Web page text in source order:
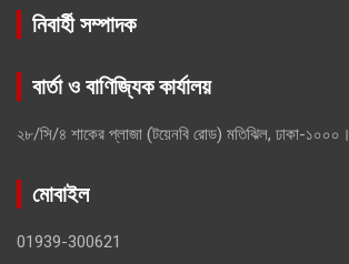
নিবার্হী সম্পাদক
বার্তা ও বাণিজ্যিক কার্যালয়
২৮/সি/৪ শাকের প্লাজা (টয়েনবি রোড) মতিঝিল, ঢাকা-১০০০।
মোবাইল
01939-300621